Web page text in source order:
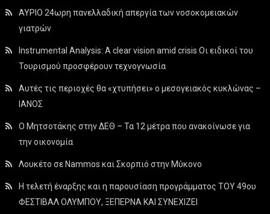
ΑΥΡΙΟ 24ωρη πανελλαδική απεργία των νοσοκομειακών
γιατρών
Instrumental Analysis: A clear vision amid crisis Οι ειδικοί του
Τουρισμού προσφέρουν τεχνογνωσία
Αυτές τις περιοχές θα «χτυπήσει» ο μεσογειακός κυκλώνας –
ΙΑΝΟΣ
Ο Μητσοτάκης στην ΔΕΘ – Τα 12 μέτρα που ανακοίνωσε για
την οικονομία
Λουκέτο σε Nammos και Σκορπιό στην Μύκονο
Η τελετή έναρξης και η παρουσίαση προγράμματος ΤΟΥ 49ου
ΦΕΣΤΙΒΑΛ ΟΛΥΜΠΟΥ, ΞΕΠΕΡΝΑ ΚΑΙ ΣΥΝΕΧΙΖΕΙ